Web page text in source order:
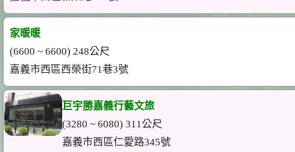
家暖暖
(6600 ~ 6600) 248公尺
嘉義市西區西榮街71巷3號
巨宇勝嘉義行藝文旅
(3280 ~ 6080) 311公尺
嘉義市西區仁愛路345號